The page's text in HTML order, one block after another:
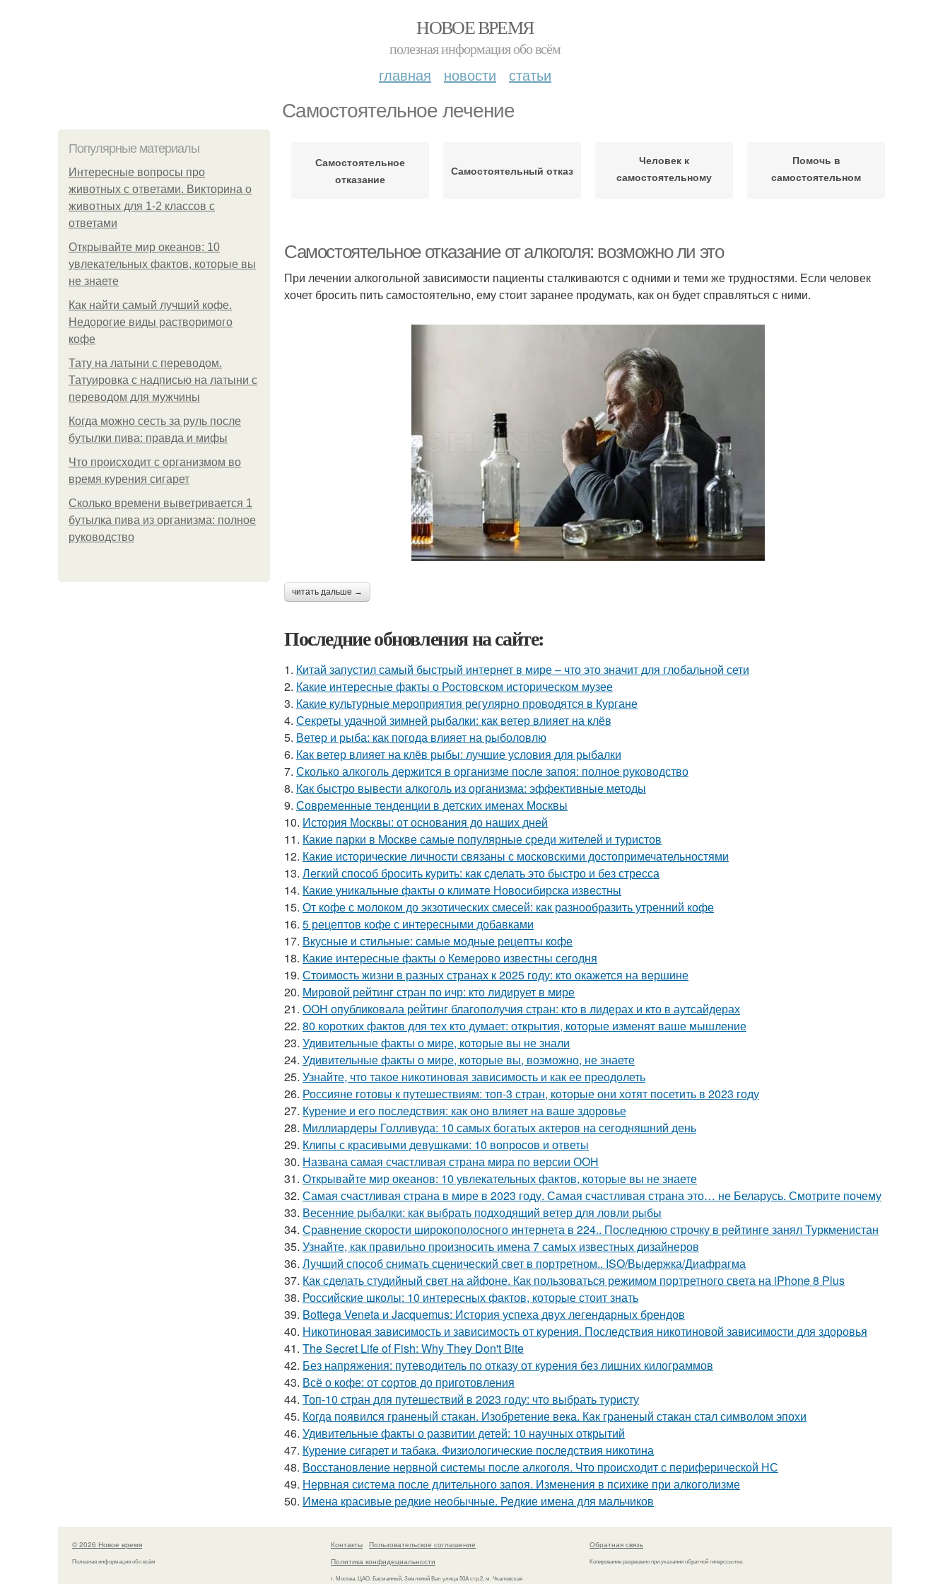
НОВОЕ ВРЕМЯ
полезная информация обо всём
главная новости статьи
Самостоятельное лечение
Популярные материалы
Интересные вопросы про
животных с ответами. Викторина о
животных для 1-2 классов с
ответами
Открывайте мир океанов: 10
увлекательных фактов, которые вы
не знаете
Как найти самый лучший кофе.
Недорогие виды растворимого
кофе
Тату на латыни с переводом.
Татуировка с надписью на латыни с
переводом для мужчины
Когда можно сесть за руль после
бутылки пива: правда и мифы
Что происходит с организмом во
время курения сигарет
Сколько времени выветривается 1
бутылка пива из организма: полное
руководство
Самостоятельное
отказание
Самостоятельный отказ
Человек к
самостоятельному
Помочь в
самостоятельном
Самостоятельное отказание от алкоголя: возможно ли это
При лечении алкогольной зависимости пациенты сталкиваются с одними и теми же трудностями. Если человек
хочет бросить пить самостоятельно, ему стоит заранее продумать, как он будет справляться с ними.
читать дальше →
Последние обновления на сайте:
1. Китай запустил самый быстрый интернет в мире – что это значит для глобальной сети
2. Какие интересные факты о Ростовском историческом музее
3. Какие культурные мероприятия регулярно проводятся в Кургане
4. Секреты удачной зимней рыбалки: как ветер влияет на клёв
5. Ветер и рыба: как погода влияет на рыболовлю
6. Как ветер влияет на клёв рыбы: лучшие условия для рыбалки
7. Сколько алкоголь держится в организме после запоя: полное руководство
8. Как быстро вывести алкоголь из организма: эффективные методы
9. Современные тенденции в детских именах Москвы
10. История Москвы: от основания до наших дней
11. Какие парки в Москве самые популярные среди жителей и туристов
12. Какие исторические личности связаны с московскими достопримечательностями
13. Легкий способ бросить курить: как сделать это быстро и без стресса
14. Какие уникальные факты о климате Новосибирска известны
15. От кофе с молоком до экзотических смесей: как разнообразить утренний кофе
16. 5 рецептов кофе с интересными добавками
17. Вкусные и стильные: самые модные рецепты кофе
18. Какие интересные факты о Кемерово известны сегодня
19. Стоимость жизни в разных странах к 2025 году: кто окажется на вершине
20. Мировой рейтинг стран по ичр: кто лидирует в мире
21. ООН опубликовала рейтинг благополучия стран: кто в лидерах и кто в аутсайдерах
22. 80 коротких фактов для тех кто думает: открытия, которые изменят ваше мышление
23. Удивительные факты о мире, которые вы не знали
24. Удивительные факты о мире, которые вы, возможно, не знаете
25. Узнайте, что такое никотиновая зависимость и как ее преодолеть
26. Россияне готовы к путешествиям: топ-3 стран, которые они хотят посетить в 2023 году
27. Курение и его последствия: как оно влияет на ваше здоровье
28. Миллиардеры Голливуда: 10 самых богатых актеров на сегодняшний день
29. Клипы с красивыми девушками: 10 вопросов и ответы
30. Названа самая счастливая страна мира по версии ООН
31. Открывайте мир океанов: 10 увлекательных фактов, которые вы не знаете
32. Самая счастливая страна в мире в 2023 году. Самая счастливая страна это… не Беларусь. Смотрите почему
33. Весенние рыбалки: как выбрать подходящий ветер для ловли рыбы
34. Сравнение скорости широкополосного интернета в 224.. Последнюю строчку в рейтинге занял Туркменистан
35. Узнайте, как правильно произносить имена 7 самых известных дизайнеров
36. Лучший способ снимать сценический свет в портретном.. ISO/Выдержка/Диафрагма
37. Как сделать студийный свет на айфоне. Как пользоваться режимом портретного света на iPhone 8 Plus
38. Российские школы: 10 интересных фактов, которые стоит знать
39. Bottega Veneta и Jacquemus: История успеха двух легендарных брендов
40. Никотиновая зависимость и зависимость от курения. Последствия никотиновой зависимости для здоровья
41. The Secret Life of Fish: Why They Don't Bite
42. Без напряжения: путеводитель по отказу от курения без лишних килограммов
43. Всё о кофе: от сортов до приготовления
44. Топ-10 стран для путешествий в 2023 году: что выбрать туристу
45. Когда появился граненый стакан. Изобретение века. Как граненый стакан стал символом эпохи
46. Удивительные факты о развитии детей: 10 научных открытий
47. Курение сигарет и табака. Физиологические последствия никотина
48. Восстановление нервной системы после алкоголя. Что происходит с периферической НС
49. Нервная система после длительного запоя. Изменения в психике при алкоголизме
50. Имена красивые редкие необычные. Редкие имена для мальчиков
© 2026 Новое время
Полезная информация обо всём
Контакты
Пользовательское соглашение
Политика конфидециальности
г. Москва, ЦАО, Басманный, Земляной Вал улица 50А стр.2, м. Чкаловская
Обратная связь
Копирование разрешено при указании обратной гиперссылки.